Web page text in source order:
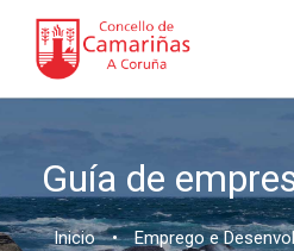
Guía de
Inicio • Emprego e